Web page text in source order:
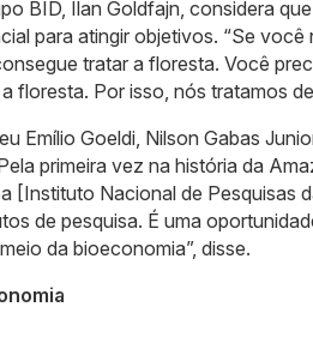
BID, Ilan Goldfajn, considera
para atingir objetivos. “Se
tratar a floresta. Você
floresta. Por isso, nós tratamos
Emílio Goeldi, Nilson Gabas
primeira vez na história da
[Instituto Nacional de Pesquisas
de pesquisa. É uma
da bioeconomia”, disse.